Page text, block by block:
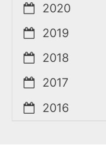
2020
2019
2018
2017
2016